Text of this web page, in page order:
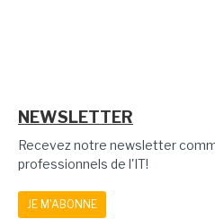
NEWSLETTER
Recevez notre newsletter
professionnels de l'IT!
JE M'ABONNE